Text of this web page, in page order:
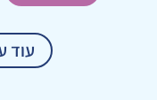
עוד